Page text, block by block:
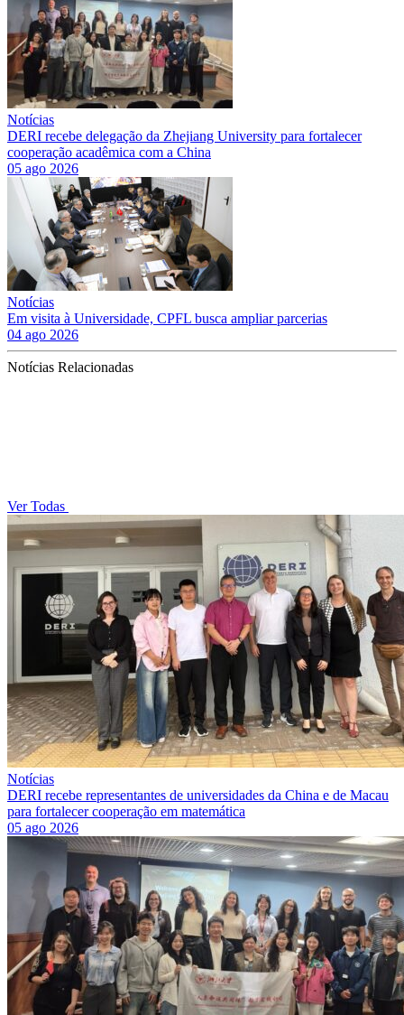
Notícias
DERI recebe delegação da Zhejiang University para fortalecer
cooperação acadêmica com a China
05 ago 2026
Notícias
Em visita à Universidade, CPFL busca ampliar parcerias
04 ago 2026
Notícias Relacionadas
Ver Todas
Notícias
DERI recebe representantes de universidades da China e de Macau
para fortalecer cooperação em matemática
05 ago 2026